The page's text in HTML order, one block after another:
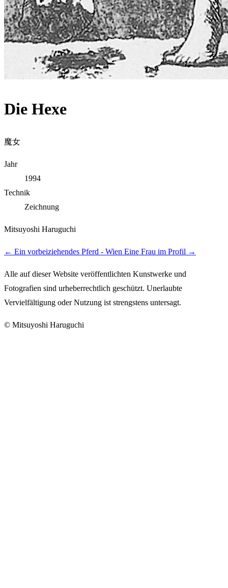
Die Hexe
魔女
Jahr
1994
Technik
Zeichnung
Mitsuyoshi Haruguchi
← Ein vorbeiziehendes Pferd - Wien Eine Frau im Profil →
Alle auf dieser Website veröffentlichten Kunstwerke und
Fotografien sind urheberrechtlich geschützt. Unerlaubte
Vervielfältigung oder Nutzung ist strengstens untersagt.
© Mitsuyoshi Haruguchi